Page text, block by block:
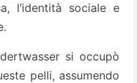
l’identità sociale e
si occupò
pelli, assumendo